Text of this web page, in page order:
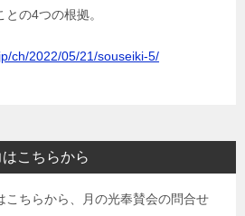
の4つの根拠。
ch/2022/05/21/souseiki-5/
こちらから
こちらから、月の光奉賛会の問合せ